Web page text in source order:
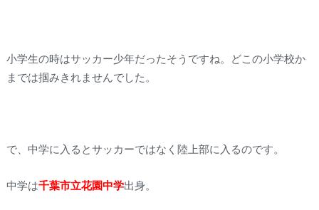
小学生の時はサッカー少年だったそうですね。どこの小学校か
までは掴みきれませんでした。
で、中学に入るとサッカーではなく陸上部に入るのです。
中学は千葉市立花園中学出身。